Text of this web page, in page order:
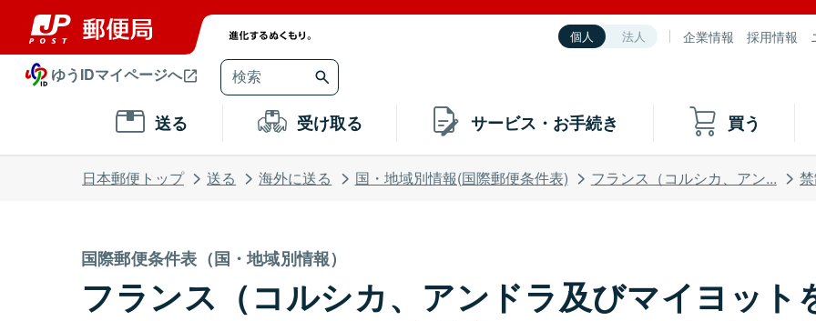
個人 法人 企業情報 採用情報
ゆうIDマイページへ
送る 受け取る サービス・お手続き 買う
日本郵便トップ 送る 海外に送る 国・地域別情報(国際郵便条件表) フランス（コルシカ、アン...
国際郵便条件表（国・地域別情報）
フランス（コルシカ、アンドラ及びマイヨット